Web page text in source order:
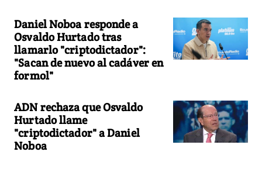
Daniel Noboa responde a
Osvaldo Hurtado tras
llamarlo "criptodictador":
"Sacan de nuevo al cadáver en
formol"
ADN rechaza que Osvaldo
Hurtado llame
"criptodictador" a Daniel
Noboa